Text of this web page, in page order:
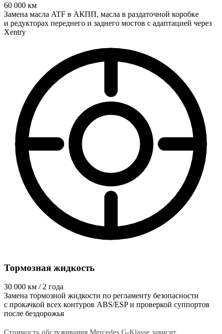
60 000 км
Замена масла ATF в АКПП, масла в раздаточной коробке
и редукторах переднего и заднего мостов с адаптацией через
Xentry
Тормозная жидкость
30 000 км / 2 года
Замена тормозной жидкости по регламенту безопасности
с прокачкой всех контуров ABS/ESP и проверкой суппортов
после бездорожья
Стоимость обслуживания Mercedes G-Klasse зависит